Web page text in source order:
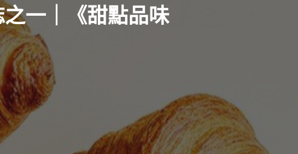
一｜《甜點品味